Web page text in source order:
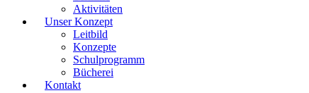
Aktivitäten
Unser Konzept
Leitbild
Konzepte
Schulprogramm
Bücherei
Kontakt